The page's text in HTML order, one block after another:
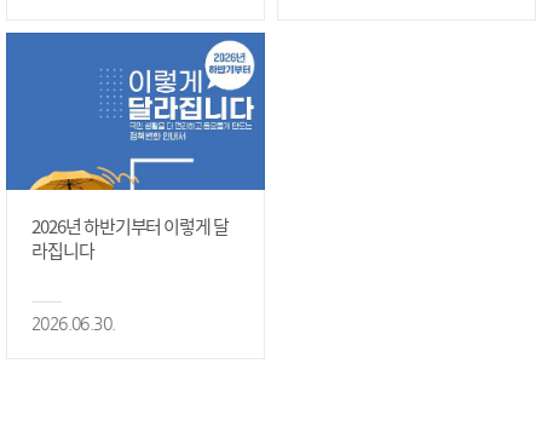
2026년 하반기부터 이렇게 달
라집니다
2026.06.30.